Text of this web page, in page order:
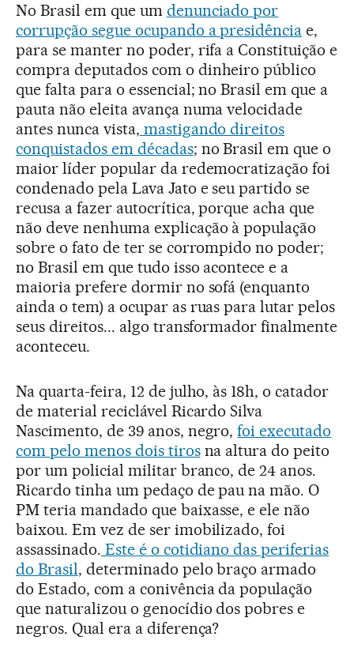
No Brasil em que um denunciado por
corrupção segue ocupando a presidência e,
para se manter no poder, rifa a Constituição e
compra deputados com o dinheiro público
que falta para o essencial; no Brasil em que a
pauta não eleita avança numa velocidade
antes nunca vista, mastigando direitos
conquistados em décadas; no Brasil em que o
maior líder popular da redemocratização foi
condenado pela Lava Jato e seu partido se
recusa a fazer autocrítica, porque acha que
não deve nenhuma explicação à população
sobre o fato de ter se corrompido no poder;
no Brasil em que tudo isso acontece e a
maioria prefere dormir no sofá (enquanto
ainda o tem) a ocupar as ruas para lutar pelos
seus direitos... algo transformador finalmente
aconteceu.
Na quarta-feira, 12 de julho, às 18h, o catador
de material reciclável Ricardo Silva
Nascimento, de 39 anos, negro,foi executado
com pelo menos dois tirosna altura do peito
por um policial militar branco, de 24 anos.
Ricardo tinha um pedaço de pau na mão. O
PM teria mandado que baixasse, e ele não
baixou. Em vez de ser imobilizado, foi
assassinado. Este é o cotidiano das periferias
do Brasil, determinado pelo braço armado
do Estado, com a conivência da população
que naturalizou o genocídio dos pobres e
negros. Qual era a diferença?